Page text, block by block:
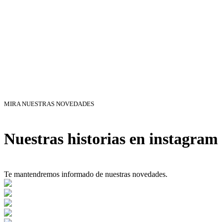
MIRA NUESTRAS NOVEDADES
Nuestras historias en instagram
Te mantendremos informado de nuestras novedades.